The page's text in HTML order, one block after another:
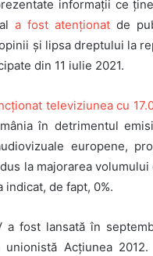
informații ce
a fost atenționat de
și lipsa dreptului la
din 11 iulie 2021.
televiziunea cu
în detrimentul
europene,
la majorarea
indicat, de fapt, 0%.
a fost lansată în
unionistă Acțiunea